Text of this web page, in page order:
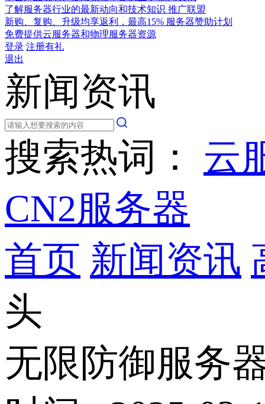
了解服务器行业的最新动向和技术知识 推广联盟
新购、复购、升级均享返利，最高15% 服务器赞助计划
免费提供云服务器和物理服务器资源
登录 注册有礼
退出
新闻资讯
搜索热词： 云
CN2服务器
首页 新闻资讯
头
无限防御服务